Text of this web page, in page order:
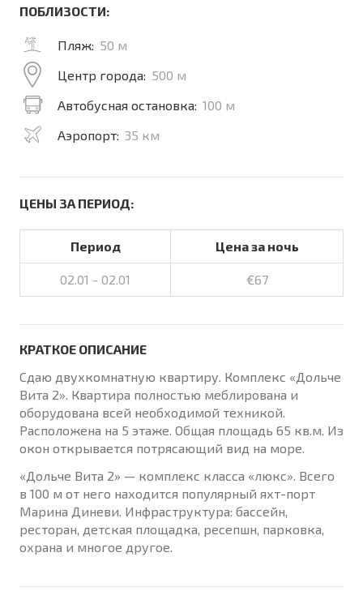
ПОБЛИЗОСТИ:
Пляж: 50 м
Центр города: 500 м
Автобусная остановка: 100 м
Аэропорт: 35 км
ЦЕНЫ ЗА ПЕРИОД:
Период Цена за ночь
02.01 - 02.01 €67
КРАТКОЕ ОПИСАНИЕ
Сдаю двухкомнатную квартиру. Комплекс «Дольче
Вита 2». Квартира полностью меблирована и
оборудована всей необходимой техникой.
Расположена на 5 этаже. Общая площадь 65 кв.м. Из
окон открывается потрясающий вид на море.
«Дольче Вита 2» — комплекс класса «люкс». Всего
в 100 м от него находится популярный яхт-порт
Марина Диневи. Инфраструктура: бассейн,
ресторан, детская площадка, ресепшн, парковка,
охрана и многое другое.